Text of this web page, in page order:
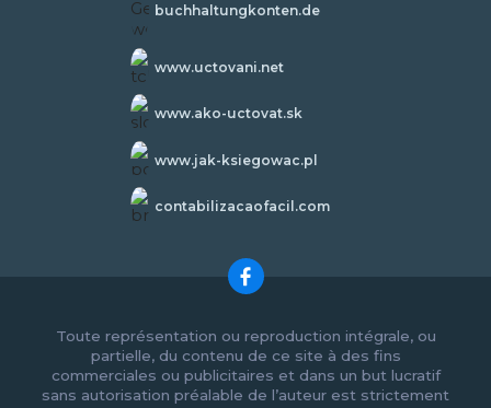
buchhaltungkonten.de
www.uctovani.net
www.ako-uctovat.sk
www.jak-ksiegowac.pl
contabilizacaofacil.com
Toute représentation ou reproduction intégrale, ou
partielle, du contenu de ce site à des fins
commerciales ou publicitaires et dans un but lucratif
sans autorisation préalable de l’auteur est strictement